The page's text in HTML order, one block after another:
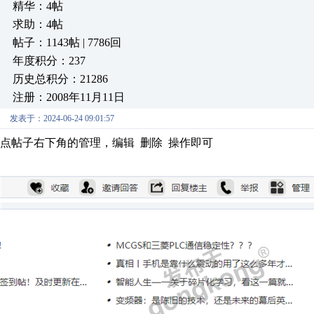
精华：4帖
求助：4帖
帖子：1143帖 | 7786回
年度积分：237
历史总积分：21286
注册：2008年11月11日
发表于：2024-06-24 09:01:57
点帖子右下角的管理，编辑 删除 操作即可